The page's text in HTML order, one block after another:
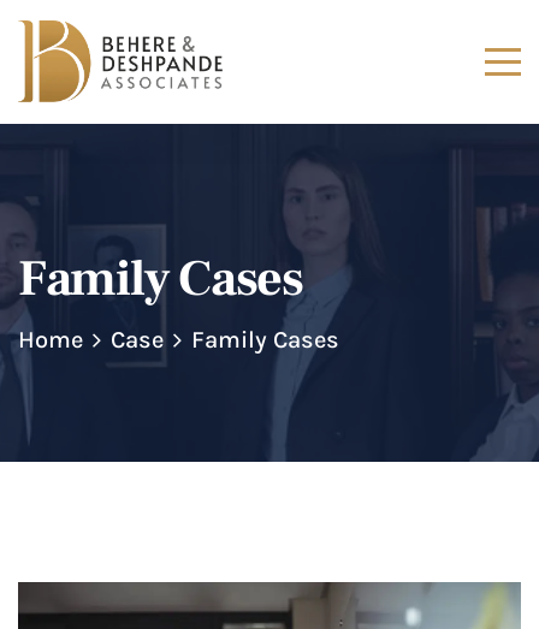
Family Cases
Home Case Family Cases